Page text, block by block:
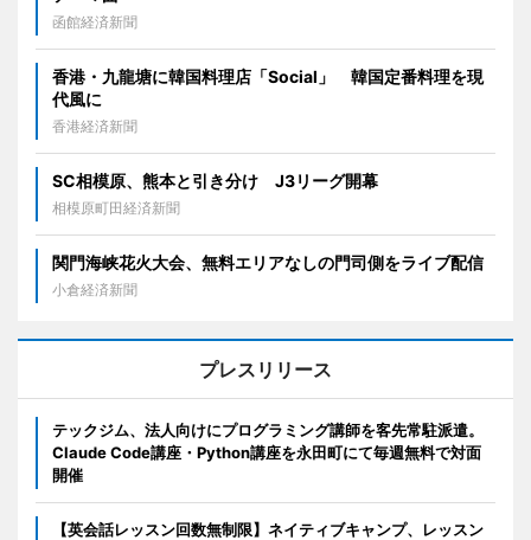
函館経済新聞
香港・九龍塘に韓国料理店「Social」 韓国定番料理を現
代風に
香港経済新聞
SC相模原、熊本と引き分け J3リーグ開幕
相模原町田経済新聞
関門海峡花火大会、無料エリアなしの門司側をライブ配信
小倉経済新聞
プレスリリース
テックジム、法人向けにプログラミング講師を客先常駐派遣。
Claude Code講座・Python講座を永田町にて毎週無料で対面
開催
【英会話レッスン回数無制限】ネイティブキャンプ、レッスン